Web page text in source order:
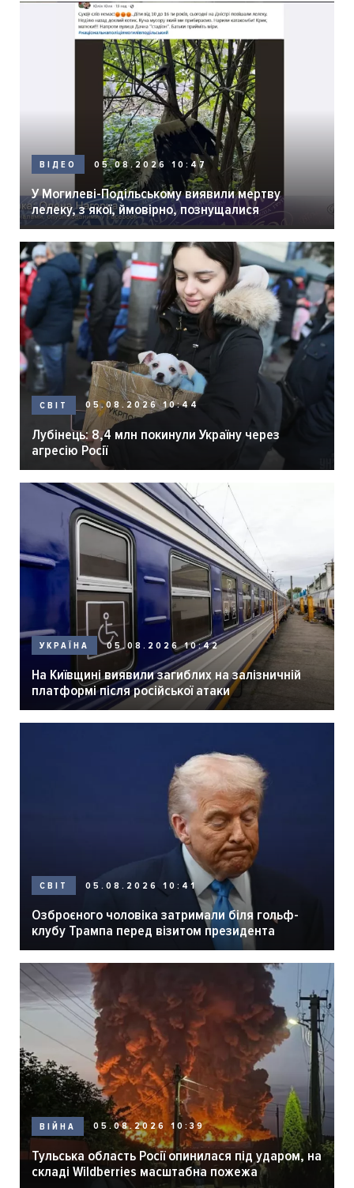
ВІДЕО 05.08.2026 10:47
У Могилеві-Подільському виявили мертву
лелеку, з якої, ймовірно, познущалися
СВІТ 05.08.2026 10:44
Лубінець: 8,4 млн покинули Україну через
агресію Росії
УКРАЇНА 05.08.2026 10:42
На Київщині виявили загиблих на залізничній
платформі після російської атаки
СВІТ 05.08.2026 10:41
Озброєного чоловіка затримали біля гольф-
клубу Трампа перед візитом президента
ВІЙНА 05.08.2026 10:39
Тульська область Росії опинилася під ударом, на
складі Wildberries масштабна пожежа